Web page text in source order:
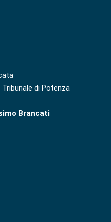
di Potenza
Brancati